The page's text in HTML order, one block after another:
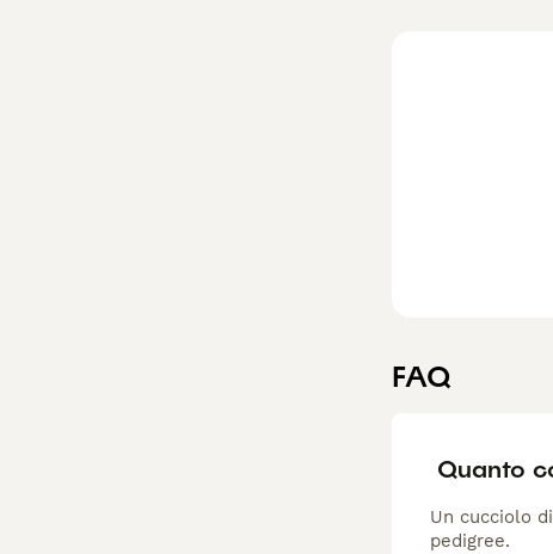
velocità. Questo
le sue necessità
FAQ
Quanto
Un cucciolo
pedigree.